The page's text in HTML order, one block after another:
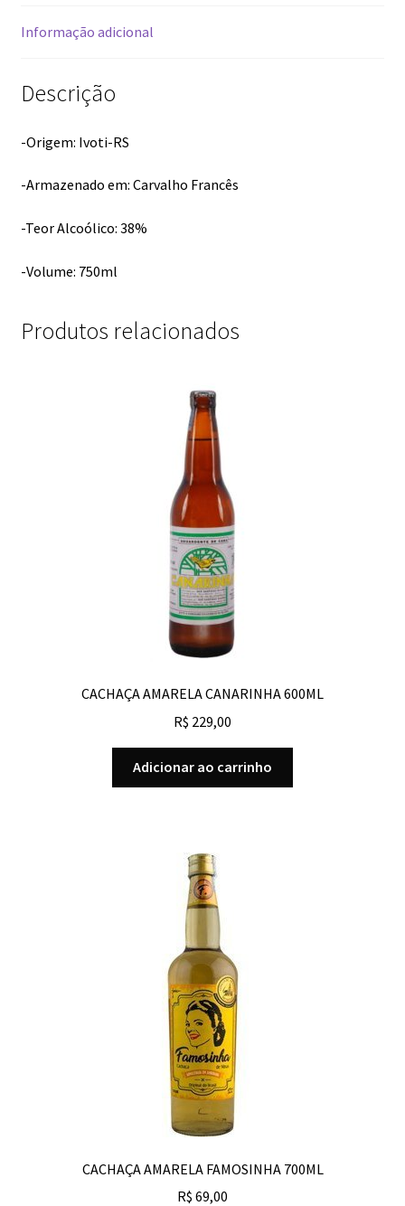
Informação adicional
Descrição
-Origem: Ivoti-RS
-Armazenado em: Carvalho Francês
-Teor Alcoólico: 38%
-Volume: 750ml
Produtos relacionados
CACHAÇA AMARELA CANARINHA 600ML
R$ 229,00
Adicionar ao carrinho
CACHAÇA AMARELA FAMOSINHA 700ML
R$ 69,00